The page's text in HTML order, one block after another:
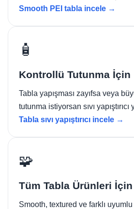
Smooth PEI tabla incele →
🧴
Kontrollü Tutunma İçin
Tabla yapışması zayıfsa veya
tutunma istiyorsan sıvı yapıştırıcı
Tabla sıvı yapıştırıcı incele →
🧩
Tüm Tabla Ürünleri İçin
Smooth, textured ve farklı